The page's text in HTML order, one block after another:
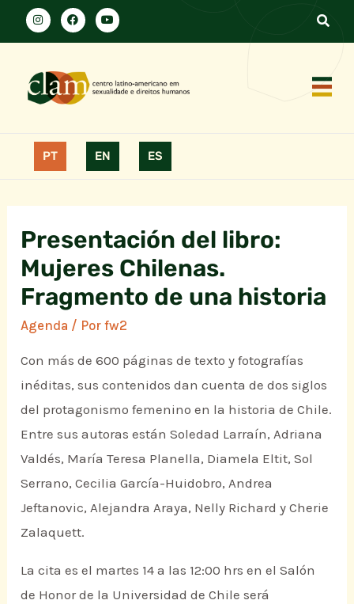
PT EN ES
Presentación del libro:
Mujeres Chilenas.
Fragmento de una historia
Agenda / Porfw2
Con más de 600 páginas de texto y fotografías
inéditas, sus contenidos dan cuenta de dos siglos
del protagonismo femenino en la historia de Chile.
Entre sus autoras están Soledad Larraín, Adriana
Valdés, María Teresa Planella, Diamela Eltit, Sol
Serrano, Cecilia García-Huidobro, Andrea
Jeftanovic, Alejandra Araya, Nelly Richard y Cherie
Zalaquett.
La cita es el martes 14 a las 12:00 hrs en el Salón
de Honor de la Universidad de Chile será